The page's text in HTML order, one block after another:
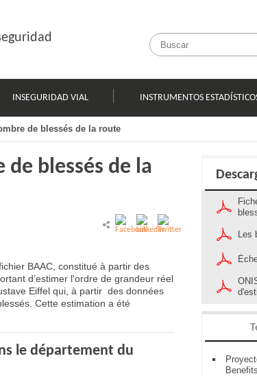
INSEGURIDAD VIAL INSTRUMENTOS
de blessés de la route
blessés de la
BAAC, constitué à partir des
d’estimer l'ordre de grandeur réel
Eiffel qui, à partir des données
Cette estimation a été
le département du
Les